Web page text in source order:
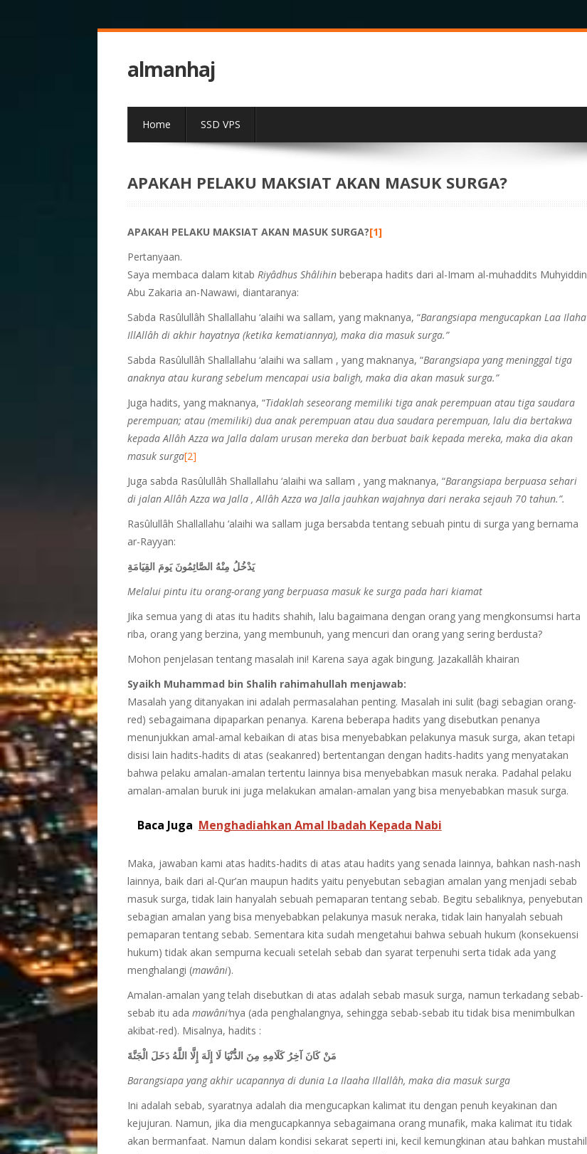
almanhaj
Home SSD VPS
APAKAH PELAKU MAKSIAT AKAN MASUK SURGA?
APAKAH PELAKU MAKSIAT AKAN MASUK SURGA?[1]
Pertanyaan.
Saya membaca dalam kitab Riyâdhus Shâlihinbeberapa hadits dari al-Imam al-muhaddits Muhyiddin
Abu Zakaria an-Nawawi, diantaranya:
Sabda Rasûlullâh Shallallahu ‘alaihi wa sallam, yang maknanya, “Barangsiapa mengucapkan Laa Ilaha
IllAllâh di akhir hayatnya (ketika kematiannya), maka dia masuk surga.”
Sabda Rasûlullâh Shallallahu ‘alaihi wa sallam , yang maknanya, “Barangsiapa yang meninggal tiga
anaknya atau kurang sebelum mencapai usia baligh, maka dia akan masuk surga.”
Juga hadits, yang maknanya, “Tidaklah seseorang memiliki tiga anak perempuan atau tiga saudara
perempuan; atau (memiliki) dua anak perempuan atau dua saudara perempuan, lalu dia bertakwa
kepada Allâh Azza wa Jalla dalam urusan mereka dan berbuat baik kepada mereka, maka dia akan
masuk surga[2]
Juga sabda Rasûlullâh Shallallahu ‘alaihi wa sallam , yang maknanya, “Barangsiapa berpuasa sehari
di jalan Allâh Azza wa Jalla , Allâh Azza wa Jalla jauhkan wajahnya dari neraka sejauh 70 tahun.”.
Rasûlullâh Shallallahu ‘alaihi wa sallam juga bersabda tentang sebuah pintu di surga yang bernama
ar-Rayyan:
يَدْخُلُ مِنْهُ الصَّائِمُونَ يَومَ القِيَامَةِ
Melalui pintu itu orang-orang yang berpuasa masuk ke surga pada hari kiamat
Jika semua yang di atas itu hadits shahih, lalu bagaimana dengan orang yang mengkonsumsi harta
riba, orang yang berzina, yang membunuh, yang mencuri dan orang yang sering berdusta?
Mohon penjelasan tentang masalah ini! Karena saya agak bingung. Jazakallâh khairan
Syaikh Muhammad bin Shalih rahimahullah menjawab:
Masalah yang ditanyakan ini adalah permasalahan penting. Masalah ini sulit (bagi sebagian orang-
red) sebagaimana dipaparkan penanya. Karena beberapa hadits yang disebutkan penanya
menunjukkan amal-amal kebaikan di atas bisa menyebabkan pelakunya masuk surga, akan tetapi
disisi lain hadits-hadits di atas (seakanred) bertentangan dengan hadits-hadits yang menyatakan
bahwa pelaku amalan-amalan tertentu lainnya bisa menyebabkan masuk neraka. Padahal pelaku
amalan-amalan buruk ini juga melakukan amalan-amalan yang bisa menyebabkan masuk surga.
Baca Juga Menghadiahkan Amal Ibadah Kepada Nabi
Maka, jawaban kami atas hadits-hadits di atas atau hadits yang senada lainnya, bahkan nash-nash
lainnya, baik dari al-Qur’an maupun hadits yaitu penyebutan sebagian amalan yang menjadi sebab
masuk surga, tidak lain hanyalah sebuah pemaparan tentang sebab. Begitu sebaliknya, penyebutan
sebagian amalan yang bisa menyebabkan pelakunya masuk neraka, tidak lain hanyalah sebuah
pemaparan tentang sebab. Sementara kita sudah mengetahui bahwa sebuah hukum (konsekuensi
hukum) tidak akan sempurna kecuali setelah sebab dan syarat terpenuhi serta tidak ada yang
menghalangi (mawâni).
Amalan-amalan yang telah disebutkan di atas adalah sebab masuk surga, namun terkadang sebab-
sebab itu ada mawâni’nya (ada penghalangnya, sehingga sebab-sebab itu tidak bisa menimbulkan
akibat-red). Misalnya, hadits :
مَنْ كَانَ آخِرُ كَلَامِهِ مِنَ الدُّنْيَا لَا إِلَهَ إِلَّا اللَّهُ دَخَلَ الْجَنَّةَ
Barangsiapa yang akhir ucapannya di dunia La Ilaaha Illallâh, maka dia masuk surga
Ini adalah sebab, syaratnya adalah dia mengucapkan kalimat itu dengan penuh keyakinan dan
kejujuran. Namun, jika dia mengucapkannya sebagaimana orang munafik, maka kalimat itu tidak
akan bermanfaat. Namun dalam kondisi sekarat seperti ini, kecil kemungkinan atau bahkan mustahil